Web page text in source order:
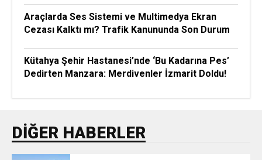
Araçlarda Ses Sistemi ve Multimedya Ekran
Cezası Kalktı mı? Trafik Kanununda Son Durum
Kütahya Şehir Hastanesi’nde ‘Bu Kadarına Pes’
Dedirten Manzara: Merdivenler İzmarit Doldu!
DIĞER HABERLER